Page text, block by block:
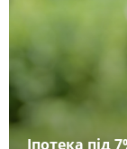
Іпотека під